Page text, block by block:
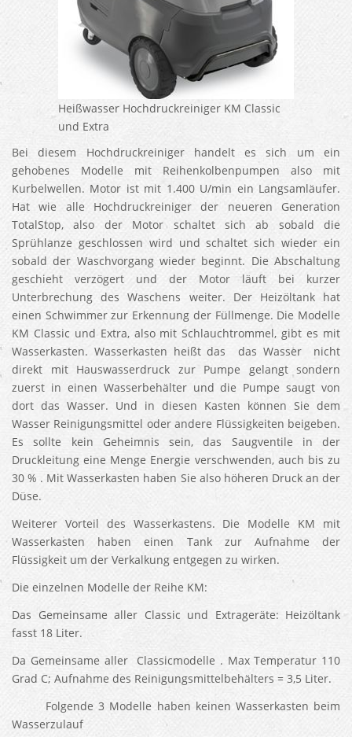
Heißwasser Hochdruckreiniger KM Classic
und Extra
Bei diesem Hochdruckreiniger handelt es sich um ein
gehobenes Modelle mit Reihenkolbenpumpen also mit
Kurbelwellen. Motor ist mit 1.400 U/min ein Langsamläufer.
Hat wie alle Hochdruckreiniger der neueren Generation
TotalStop, also der Motor schaltet sich ab sobald die
Sprühlanze geschlossen wird und schaltet sich wieder ein
sobald der Waschvorgang wieder beginnt. Die Abschaltung
geschieht verzögert und der Motor läuft bei kurzer
Unterbrechung des Waschens weiter. Der Heizöltank hat
einen Schwimmer zur Erkennung der Füllmenge. Die Modelle
KM Classic und Extra, also mit Schlauchtrommel, gibt es mit
Wasserkasten. Wasserkasten heißt das das Wasser nicht
direkt mit Hauswasserdruck zur Pumpe gelangt sondern
zuerst in einen Wasserbehälter und die Pumpe saugt von
dort das Wasser. Und in diesen Kasten können Sie dem
Wasser Reinigungsmittel oder andere Flüssigkeiten beigeben.
Es sollte kein Geheimnis sein, das Saugventile in der
Druckleitung eine Menge Energie verschwenden, auch bis zu
30 % . Mit Wasserkasten haben Sie also höheren Druck an der
Düse.
Weiterer Vorteil des Wasserkastens. Die Modelle KM mit
Wasserkasten haben einen Tank zur Aufnahme der
Flüssigkeit um der Verkalkung entgegen zu wirken.
Die einzelnen Modelle der Reihe KM:
Das Gemeinsame aller Classic und Extrageräte: Heizöltank
fasst 18 Liter.
Da Gemeinsame aller Classicmodelle . Max Temperatur 110
Grad C; Aufnahme des Reinigungsmittelbehälters = 3,5 Liter.
Folgende 3 Modelle haben keinen Wasserkasten beim
Wasserzulauf